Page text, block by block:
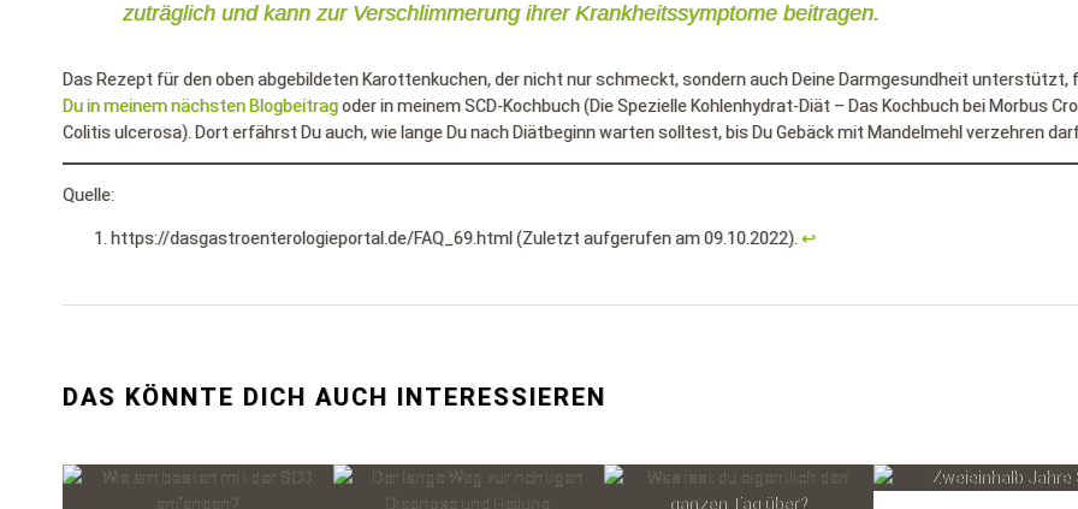
zuträglich und kann zur Verschlimmerung ihrer Krankheitssymptome beitragen.
Das Rezept für den oben abgebildeten Karottenkuchen, der nicht nur schmeckt, sondern auch Deine Darmgesundheit unterstützt,
Du in meinem nächsten Blogbeitragoder in meinem SCD-Kochbuch (Die Spezielle Kohlenhydrat-Diät – Das Kochbuch bei Morbus
Colitis ulcerosa). Dort erfährst Du auch, wie lange Du nach Diätbeginn warten solltest, bis Du Gebäck mit Mandelmehl verzehren
Quelle:
https://dasgastroenterologieportal.de/FAQ_69.html (Zuletzt aufgerufen am 09.10.2022). ↩︎
DAS KÖNNTE DICH AUCH INTERESSIEREN